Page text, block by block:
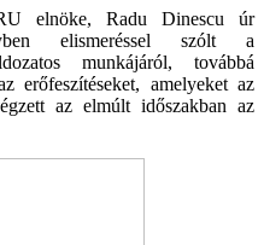
elnöke, Radu Dinescu úr
elismeréssel szólt a
munkájáról, továbbá
erőfeszítéseket, amelyeket az
az elmúlt időszakban az